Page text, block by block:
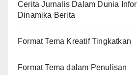
Cerita Jurnalis Dalam Dunia
Dinamika Berita
Format Tema Kreatif Tingkatkan
Format Tema dalam Penulisan